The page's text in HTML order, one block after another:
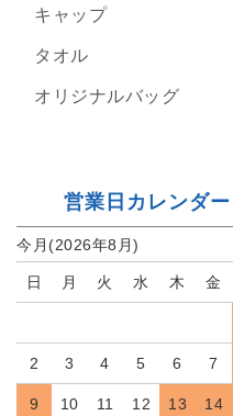
キャップ
タオル
オリジナルバッグ
営業日カレンダー
今月(2026年8月)
日 月 火 水 木 金
2 3 4 5 6 7
9 10 11 12 13 14